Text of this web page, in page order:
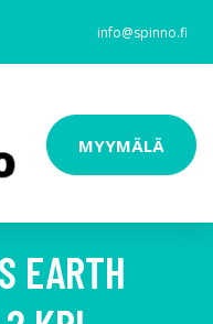
info@spinno.fi
MYYMÄLÄ
EARTH